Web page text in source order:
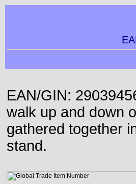
EAN/GIN:
walk up and down
gathered together
stand.